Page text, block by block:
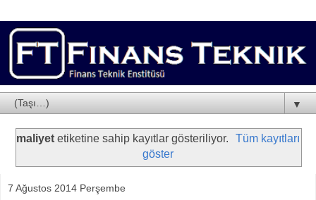
▼
maliyetetiketine sahip kayıtlar gösteriliyor.
Tüm kayıtları
göster
7 Ağustos 2014 Perşembe